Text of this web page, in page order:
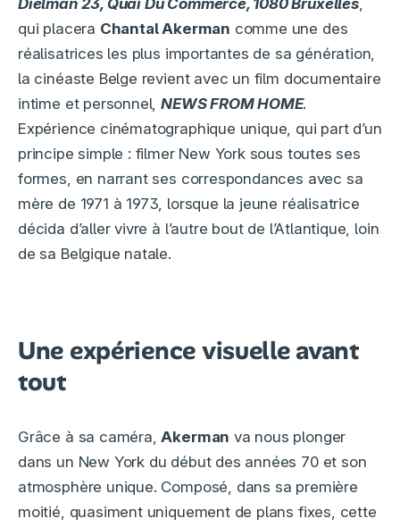
Dielman 23, Quai Du Commerce, 1080 Bruxelles,
qui placera Chantal Akerman comme une des
réalisatrices les plus importantes de sa génération,
la cinéaste Belge revient avec un film documentaire
intime et personnel,NEWS FROM HOME.
Expérience cinématographique unique, qui part d’un
principe simple : filmer New York sous toutes ses
formes, en narrant ses correspondances avec sa
mère de 1971 à 1973, lorsque la jeune réalisatrice
décida d’aller vivre à l’autre bout de l’Atlantique, loin
de sa Belgique natale.
Une expérience visuelle avant
tout
Grâce à sa caméra,Akerman va nous plonger
dans un New York du début des années 70 et son
atmosphère unique. Composé, dans sa première
moitié, quasiment uniquement de plans fixes, cette